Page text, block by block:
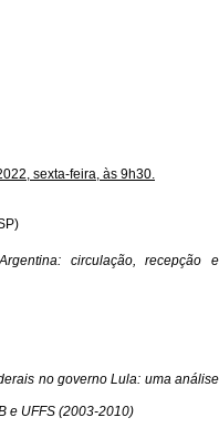
sexta-feira, às 9h30.
circulação, recepção e
no governo Lula: uma análise
e UFFS (2003-2010)